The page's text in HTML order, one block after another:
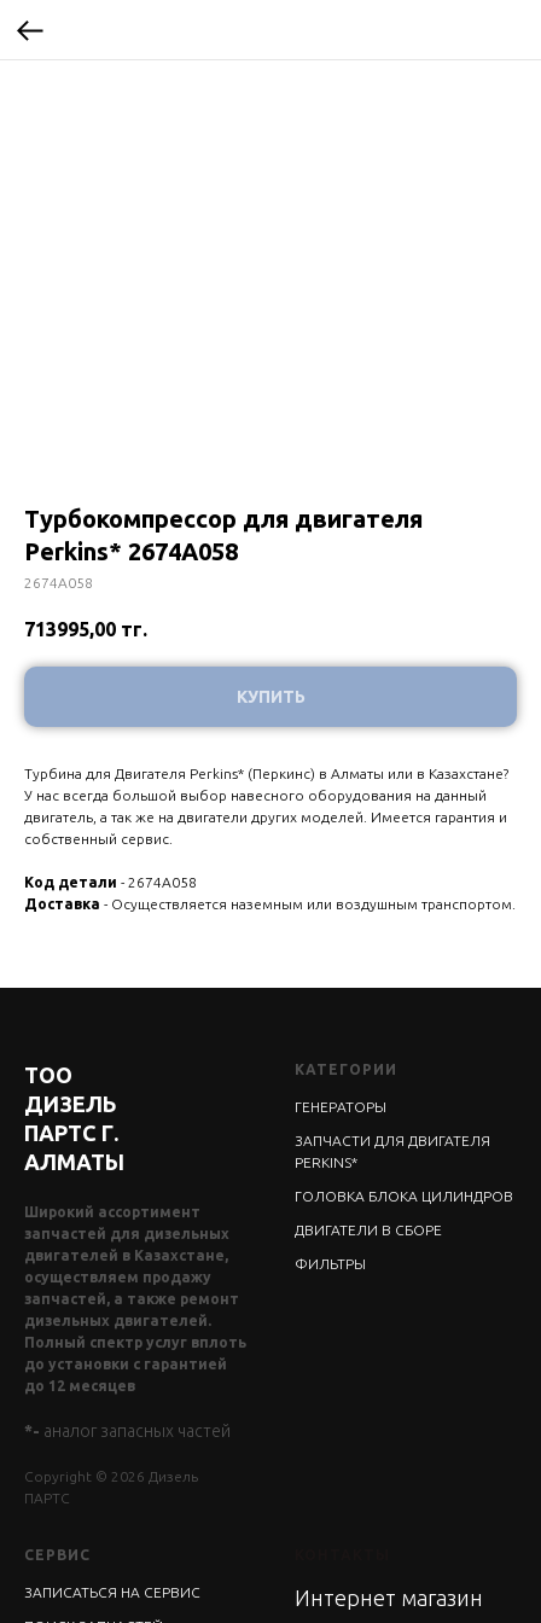
Турбокомпрессор для двигателя
Perkins* 2674A058
2674A058
713995,00 тг.
КУПИТЬ
Турбина для Двигателя Perkins* (Перкинс) в Алматы или в Казахстане?
У нас всегда большой выбор навесного оборудования на данный
двигатель, а так же на двигатели других моделей. Имеется гарантия и
собственный сервис.
Код детали - 2674A058
Доставка - Осуществляется наземным или воздушным транспортом.
ТОО
ДИЗЕЛЬ
ПАРТС Г.
АЛМАТЫ
Широкий ассортимент
запчастей для дизельных
двигателей в Казахстане,
осуществляем продажу
запчастей, а также ремонт
дизельных двигателей.
Полный спектр услуг вплоть
до установки с гарантией
до 12 месяцев
*- аналог запасных частей
Copyright © 2026 Дизель
ПАРТС
КАТЕГОРИИ
ГЕНЕРАТОРЫ
ЗАПЧАСТИ ДЛЯ ДВИГАТЕЛЯ
PERKINS*
ГОЛОВКА БЛОКА ЦИЛИНДРОВ
ДВИГАТЕЛИ В СБОРЕ
ФИЛЬТРЫ
СЕРВИС
ЗАПИСАТЬСЯ НА СЕРВИС
Интернет магазин